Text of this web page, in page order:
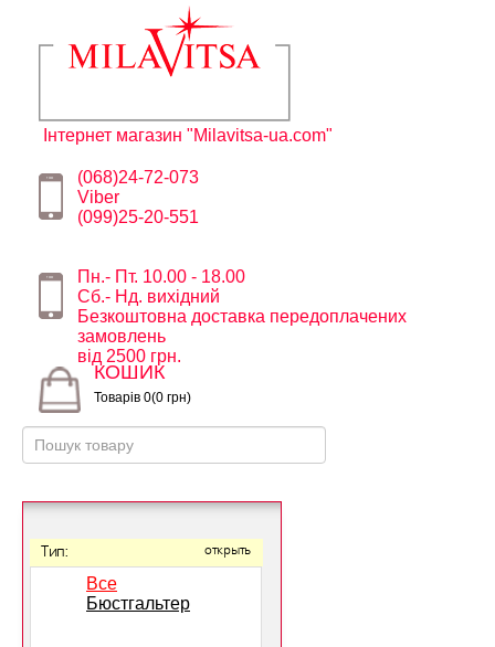
Інтернет магазин "Milavitsa-ua.com"
(068)24-72-073
Viber
(099)25-20-551
Пн.- Пт. 10.00 - 18.00
Сб.- Нд. вихідний
Безкоштовна доставка передоплачених
замовлень
від 2500 грн.
КОШИК
Товарів 0(0 грн)
Тип: открыть
Все
Бюстгальтер